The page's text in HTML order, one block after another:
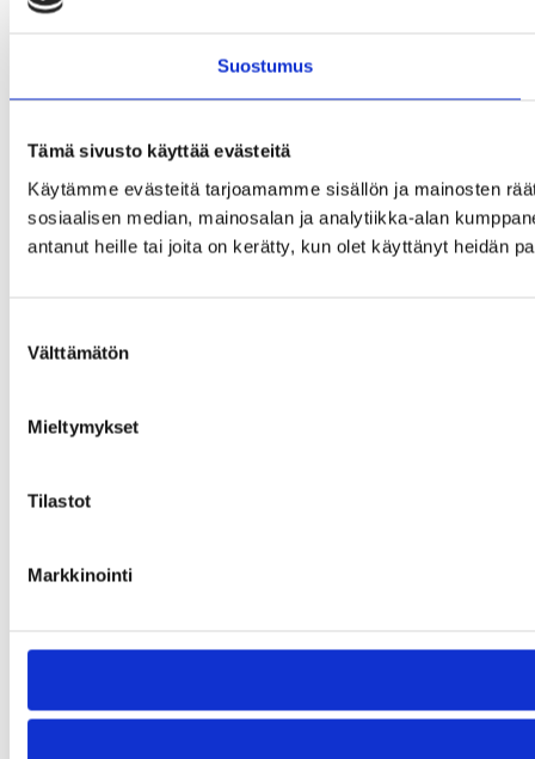
Suostumus
Tämä sivusto käyttää evästeitä
Käytämme evästeitä tarjoamamme sisällön ja mainosten
sosiaalisen median, mainosalan ja analytiikka-alan
antanut heille tai joita on kerätty, kun olet käyttänyt heidän
valinta
Välttämätön
Mieltymykset
Tilastot
Markkinointi